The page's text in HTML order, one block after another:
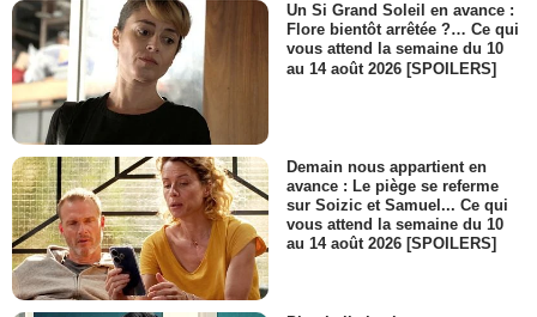
Un Si Grand Soleil en avance :
Flore bientôt arrêtée ?… Ce qui
vous attend la semaine du 10
au 14 août 2026 [SPOILERS]
Demain nous appartient en
avance : Le piège se referme
sur Soizic et Samuel... Ce qui
vous attend la semaine du 10
au 14 août 2026 [SPOILERS]